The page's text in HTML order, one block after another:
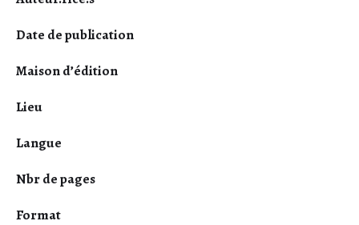
Date de publication
Maison d’édition
Lieu
Langue
Nbr de pages
Format